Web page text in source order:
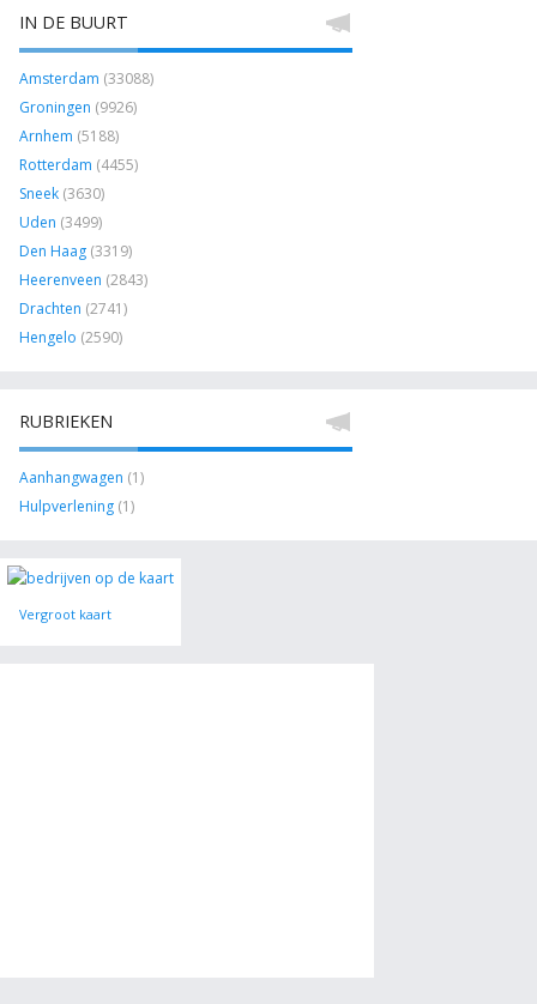
IN DE BUURT
Amsterdam (33088)
Groningen (9926)
Arnhem (5188)
Rotterdam (4455)
Sneek (3630)
Uden (3499)
Den Haag (3319)
Heerenveen (2843)
Drachten (2741)
Hengelo (2590)
RUBRIEKEN
Aanhangwagen (1)
Hulpverlening (1)
Vergroot kaart